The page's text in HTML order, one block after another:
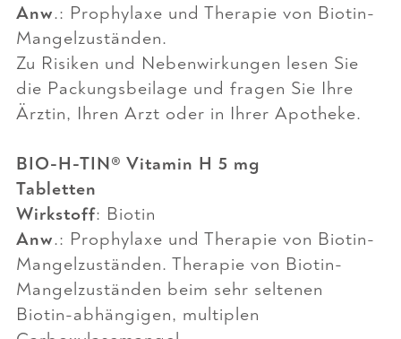
Anw.: Prophylaxe und Therapie von Biotin-
Mangelzuständen.
Zu Risiken und Nebenwirkungen lesen Sie
die Packungsbeilage und fragen Sie Ihre
Ärztin, Ihren Arzt oder in Ihrer Apotheke.
BIO-H-TIN® Vitamin H 5 mg
Tabletten
Wirkstoff: Biotin
Anw.: Prophylaxe und Therapie von Biotin-
Mangelzuständen. Therapie von Biotin-
Mangelzuständen beim sehr seltenen
Biotin-abhängigen, multiplen